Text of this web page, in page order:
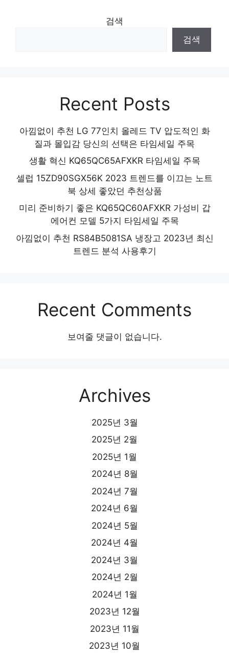
검색
검색
Recent Posts
아낌없이 추천 LG 77인치 올레드 TV 압도적인 화
질과 몰입감 당신의 선택은 타임세일 주목
생활 혁신 KQ65QC65AFXKR 타임세일 주목
셀럽 15ZD90SGX56K 2023 트렌드를 이끄는 노트
북 상세 좋았던 추천상품
미리 준비하기 좋은 KQ65QC60AFXKR 가성비 갑
에어컨 모델 5가지 타임세일 주목
아낌없이 추천 RS84B5081SA 냉장고 2023년 최신
트렌드 분석 사용후기
Recent Comments
보여줄 댓글이 없습니다.
Archives
2025년 3월
2025년 2월
2025년 1월
2024년 8월
2024년 7월
2024년 6월
2024년 5월
2024년 4월
2024년 3월
2024년 2월
2024년 1월
2023년 12월
2023년 11월
2023년 10월